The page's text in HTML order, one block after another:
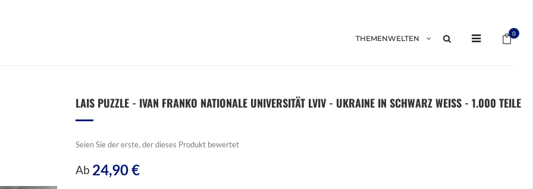
0
THEMENWELTEN
LAIS PUZZLE - IVAN FRANKO NATIONALE UNIVERSITÄT LVIV - UKRAINE IN SCHWARZ WEISS - 1.000 TEILE
Seien Sie der erste, der dieses Produkt bewertet
Ab 24,90 €